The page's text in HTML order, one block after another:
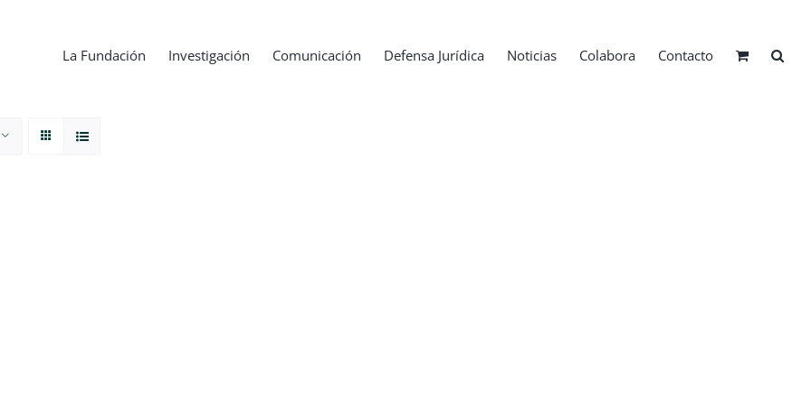
La Fundación Investigación Comunicación Defensa Jurídica Noticias Colabora Contacto